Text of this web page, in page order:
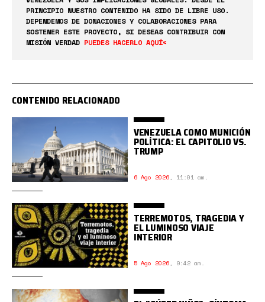
PRINCIPIO NUESTRO CONTENIDO HA SIDO DE LIBRE USO.
DEPENDEMOS DE DONACIONES Y COLABORACIONES PARA
SOSTENER ESTE PROYECTO, SI DESEAS CONTRIBUIR CON
MISIÓN VERDAD PUEDES HACERLO AQUÍ<
CONTENIDO RELACIONADO
VENEZUELA COMO MUNICIÓN
POLÍTICA: EL CAPITOLIO VS.
TRUMP
6 Ago 2026, 11:01 am.
TERREMOTOS, TRAGEDIA Y
EL LUMINOSO VIAJE
INTERIOR
5 Ago 2026, 9:42 am.